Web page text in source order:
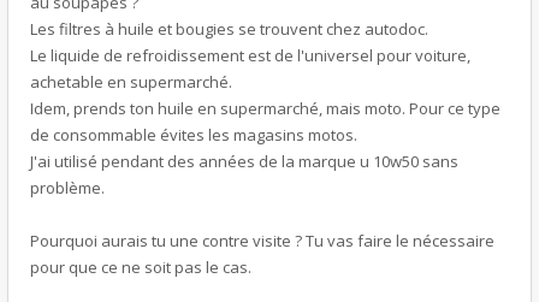
Les filtres à huile et bougies se trouvent chez autodoc.
Le liquide de refroidissement est de l'universel pour voiture,
achetable en supermarché.
Idem, prends ton huile en supermarché, mais moto. Pour ce type
de consommable évites les magasins motos.
J'ai utilisé pendant des années de la marque u 10w50 sans
problème.
Pourquoi aurais tu une contre visite ? Tu vas faire le nécessaire
pour que ce ne soit pas le cas.